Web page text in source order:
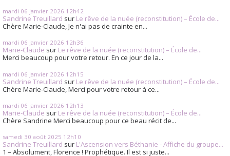
mardi 06 janvier 2026 12h42
Sandrine Treuillard sur Le rêve de la nuée (reconstitution) – École de...
Chère Marie-Claude, Je n'ai pas de crainte en...
mardi 06 janvier 2026 12h36
Marie-Claude sur Le rêve de la nuée (reconstitution) – École de...
Merci beaucoup pour votre retour. En ce jour de la...
mardi 06 janvier 2026 12h15
Sandrine Treuillard sur Le rêve de la nuée (reconstitution) – École de...
Chère Marie-Claude, Merci pour votre retour à ce...
mardi 06 janvier 2026 12h13
Marie-Claude sur Le rêve de la nuée (reconstitution) – École de...
Chère Sandrine Merci beaucoup pour ce beau récit de...
samedi 30 août 2025 12h10
Sandrine Treuillard sur L'Ascension vers Béthanie - Affiche du groupe...
1 – Absolument, Florence ! Prophétique. Il est si juste...